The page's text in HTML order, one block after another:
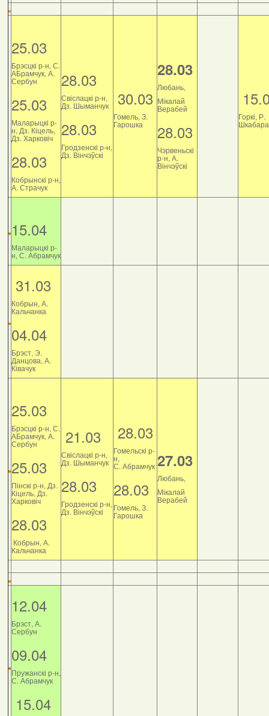
25.03
Брэсцкі р-н, С.
АБрамчук, А.
Сербун
25.03
Маларыцкі р-
н, Дз. Кіцель,
Дз. Харковіч
28.03
Кобрынскі р-н,
А. Страчук
28.03
Свіслацкі р-н,
Дз. Шыманчук
28.03
Гродзенскі р-н,
Дз. Вінчэўскі
30.03
Гомель, З.
Гарошка
28.03
Любань,
Мікалай
Верабей
28.03
Чэрвеньскі
р-н, А.
Вінчэўскі
Горкі, Р.
Шкабара
15.04
Маларыцкі р-
н, С. Абрамчук
31.03
Кобрын, А.
Кальчанка
04.04
Брэст, Э.
Данцова, А.
Ківачук
25.03
Брэсцкі р-н, С.
АБрамчук, А.
Сербун
25.03
Пінскі р-н, Дз.
Кіцель, Дз.
Харковіч
28.03
Кобрын, А.
Кальчанка
21.03
Свіслацкі р-н,
Дз. Шыманчук
28.03
Гродзенскі р-н,
Дз. Вінчэўскі
28.03
Гомельскі р-
н,
С. Абрамчук
28.03
Гомель, З.
Гарошка
27.03
Любань,
Мікалай
Верабей
12.04
Брэст, А.
Сербун
09.04
Пружанскі р-н,
С. Абрамчук
15.04